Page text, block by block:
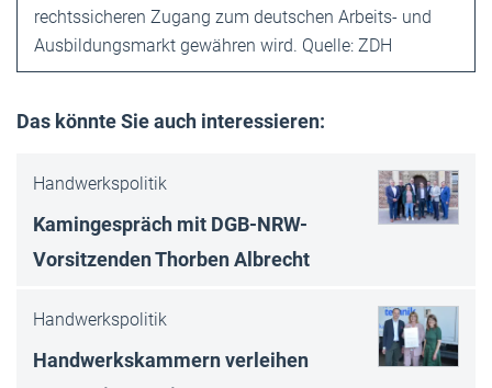
rechtssicheren Zugang zum deutschen Arbeits- und
Ausbildungsmarkt gewähren wird. Quelle: ZDH
Das könnte Sie auch interessieren:
Handwerkspolitik
Kamingespräch mit DGB-NRW-
Vorsitzenden Thorben Albrecht
Handwerkspolitik
Handwerkskammern verleihen